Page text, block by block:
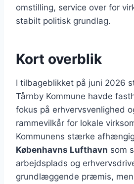
omstilling, service over for
stabilt politisk grundlag.
Kort overblik
I tilbageblikket på juni 2026
Tårnby Kommune havde
fokus på erhvervsvenlighed
rammevilkår for lokale
Kommunens stærke
Københavns Lufthavn som
arbejdsplads og
grundlæggende præmis, men